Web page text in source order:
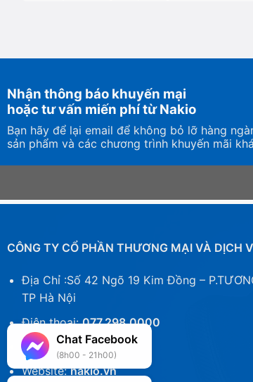
Nhận thông báo khuyến mại
hoặc tư vấn miến phí từ Nakio
Bạn hãy để lại email để không bỏ lỡ hàng
sản phẩm và các chương trình khuyến mãi
CÔNG TY CỔ PHẦN THƯƠNG MẠI VÀ DỊCH
Địa Chỉ :Số 42 Ngõ 19 Kim Đồng –
TP Hà Nội
Điện thoại:077.298.0000
Zalo: 077.298.0000
Website:nakio.vn
Chat Facebook
(8h00 - 21h00)